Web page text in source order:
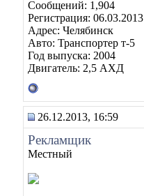
Сообщений: 1,904
Регистрация: 06.03.2013
Адрес: Челябинск
Авто: Транспортер т-5
Год выпуска: 2004
Двигатель: 2,5 АХД
26.12.2013, 16:59
Рекламщик
Местный